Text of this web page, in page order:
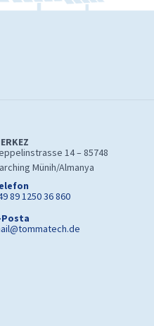
14 – 85748
Münih/Almanya
89 1250 36 860
Posta